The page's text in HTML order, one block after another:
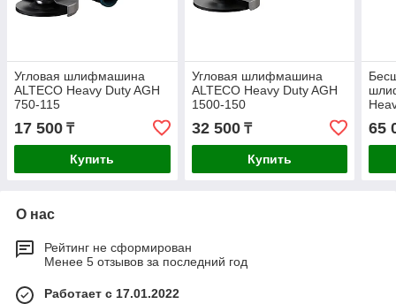
Угловая шлифмашина
ALTECO Heavy Duty AGH
750-115
17 500 ₸
Купить
Угловая шлифмашина
ALTECO Heavy Duty AGH
1500-150
32 500₸
Купить
65
О нас
Рейтинг не сформирован
Менее 5 отзывов за последний год
Работает с 17.01.2022